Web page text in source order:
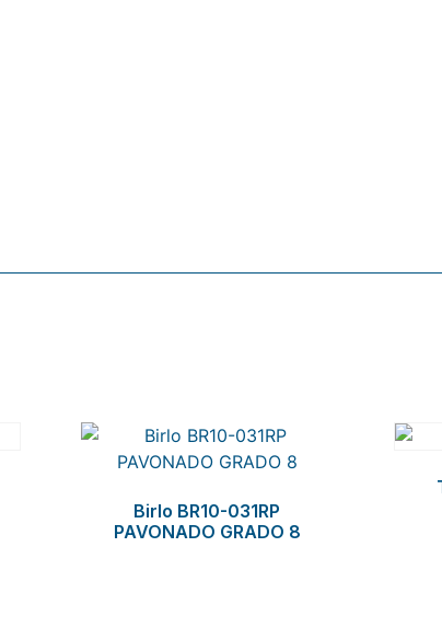
Birlo BR10-031RP
PAVONADO GRADO 8